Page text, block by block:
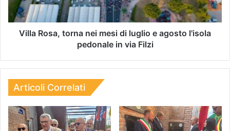
Villa Rosa, torna nei mesi di luglio e agosto l'isola
pedonale in via Filzi
Articoli Correlati